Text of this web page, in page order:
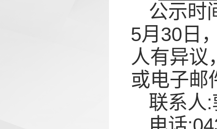
公示时
5月30日
人有异议
或电子邮
联系人